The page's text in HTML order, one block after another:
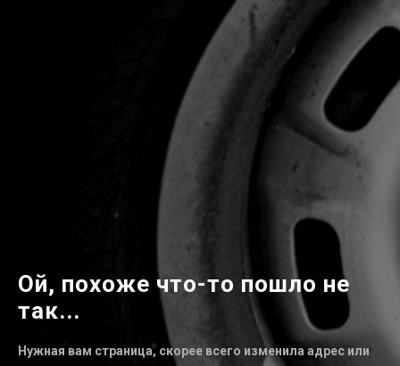
Ой, похоже что-то пошло не
так...
Нужная вам страница, скорее всего изменила адрес или